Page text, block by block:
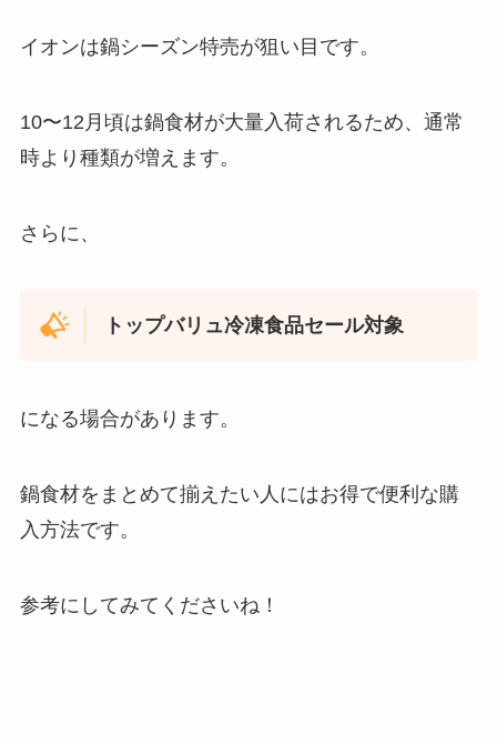
イオンは鍋シーズン特売が狙い目です。
10〜12月頃は鍋食材が大量入荷されるため、通常
時より種類が増えます。
さらに、
トップバリュ冷凍食品セール対象
になる場合があります。
鍋食材をまとめて揃えたい人にはお得で便利な購
入方法です。
参考にしてみてくださいね！